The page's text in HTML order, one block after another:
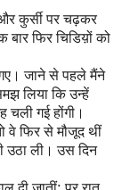
कुर्सी पर चढ़कर
फिर चिडिय़ों को
जाने से पहले मैंने
लिया कि उन्हें
गई होंगी।
वे फिर से मौजूद थीं
उठा ली। उस दिन